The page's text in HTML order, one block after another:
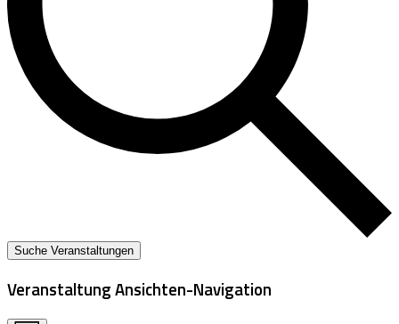
Suche Veranstaltungen
Veranstaltung Ansichten-Navigation